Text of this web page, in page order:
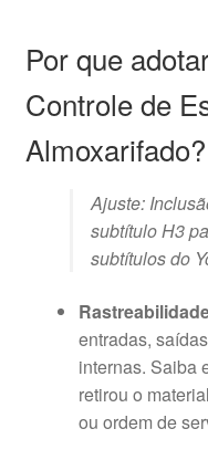
Por que
Controle de
Almoxarifado?
Ajuste:
subtítulo H3
subtítulos do
entradas,
internas. Saiba
retirou o
ou ordem de